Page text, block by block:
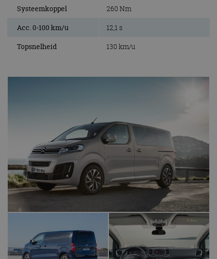
Systeemkoppel 260 Nm
Acc. 0-100 km/u 12,1 s
Topsnelheid 130 km/u